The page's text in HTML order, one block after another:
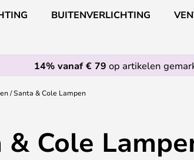
de
BUITENVERLICHTING
14% vanaf € 79 op artikelen
Santa & Cole Lampen
& Cole